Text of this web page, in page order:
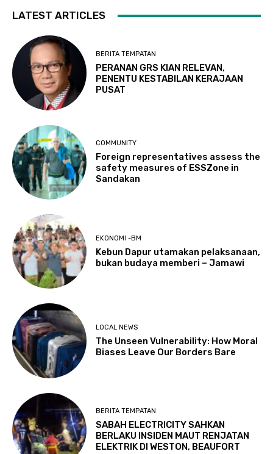
LATEST ARTICLES
BERITA TEMPATAN
PERANAN GRS KIAN RELEVAN,
PENENTU KESTABILAN KERAJAAN
PUSAT
COMMUNITY
Foreign representatives assess the
safety measures of ESSZone in
Sandakan
EKONOMI -BM
Kebun Dapur utamakan pelaksanaan,
bukan budaya memberi – Jamawi
LOCAL NEWS
The Unseen Vulnerability: How Moral
Biases Leave Our Borders Bare
BERITA TEMPATAN
SABAH ELECTRICITY SAHKAN
BERLAKU INSIDEN MAUT RENJATAN
ELEKTRIK DI WESTON, BEAUFORT